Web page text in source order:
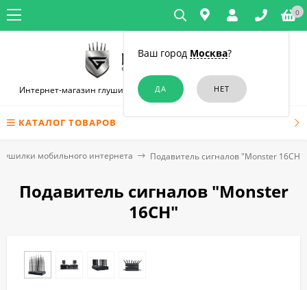
Ваш город Москва?
0
Интернет-магазин глушилок связи и диктофонов в Новосибирске
КАТАЛОГ ТОВАРОВ
мобильного интернета Подавитель сигналов "Monster 16CH"
Подавитель сигналов "Monster
16CH"